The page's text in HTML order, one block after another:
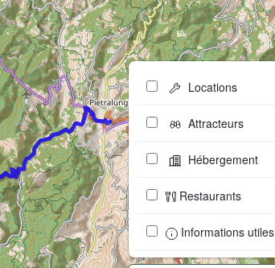
Locations
Attracteurs
Hébergement
Restaurants
Informations utiles